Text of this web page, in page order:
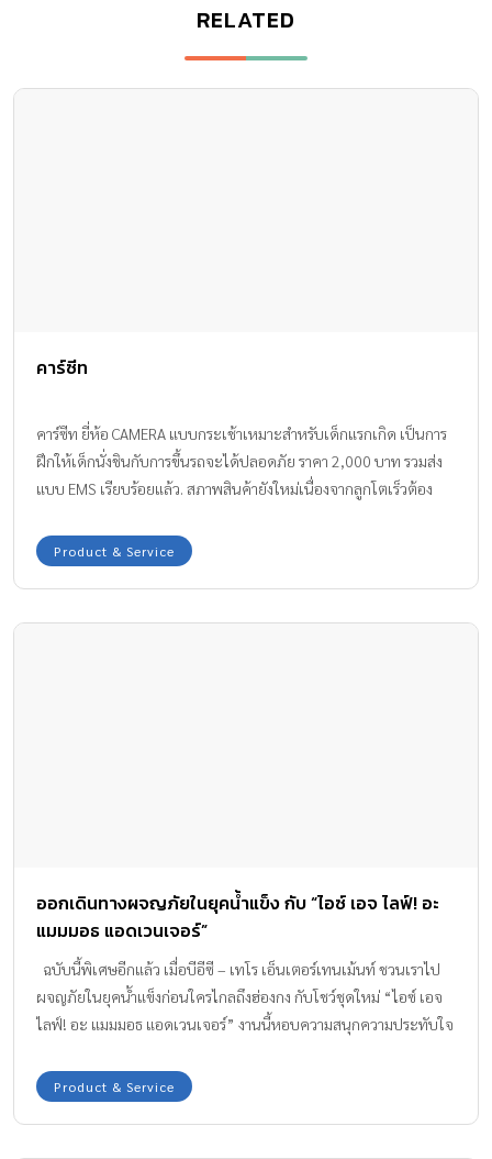
RELATED
คาร์ซีท
คาร์ซีท ยี่ห้อ CAMERA แบบกระเช้าเหมาะสำหรับเด็กแรกเกิด เป็นการ
ฝึกให้เด็กนั่งชินกับการขึ้นรถจะได้ปลอดภัย ราคา 2,000 บาท รวมส่ง
แบบ EMS เรียบร้อยแล้ว. สภาพสินค้ายังใหม่เนื่องจากลูกโตเร็วต้อง
📞081-9976194
Product & Service
ออกเดินทางผจญภัยในยุคน้ำแข็ง กับ “ไอซ์ เอจ ไลฟ์! อะ
แมมมอธ แอดเวนเจอร์”
ฉบับนี้พิเศษอีกแล้ว เมื่อบีอีซี – เทโร เอ็นเตอร์เทนเม้นท์ ชวนเราไป
ผจญภัยในยุคน้ำแข็งก่อนใครไกลถึงฮ่องกง กับโชว์ชุดใหม่ “ไอซ์ เอจ
ไลฟ์! อะ แมมมอธ แอดเวนเจอร์” งานนี้หอบความสนุกความประทับใจ
แข็ง ใครที่เคยหลงรักตัวละครจากอนิเมชั่นเรื่องดัง“ไอซ์ เอจ”
ต้องห้ามพลาดการแสดงสดครั้งนี้ เพราะตัวละครอย่าง ซิด แมนนี่ ดิเอ
Product & Service